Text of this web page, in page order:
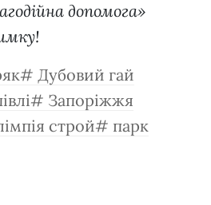
допомога»
Дубовий гай
Запоріжжя
строй
парк